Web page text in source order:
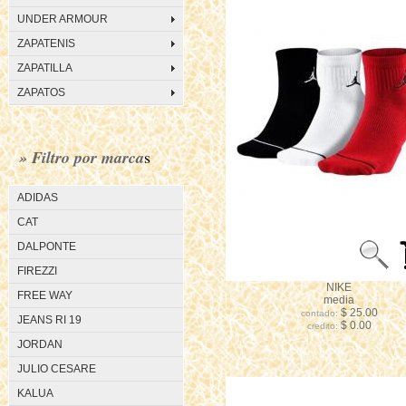
UNDER ARMOUR
ZAPATENIS
ZAPATILLA
ZAPATOS
» Filtro por marcas
ADIDAS
CAT
DALPONTE
FIREZZI
FREE WAY
JEANS RI 19
JORDAN
JULIO CESARE
KALUA
NIKE
media
contado:$ 25.00
credito:$ 0.00